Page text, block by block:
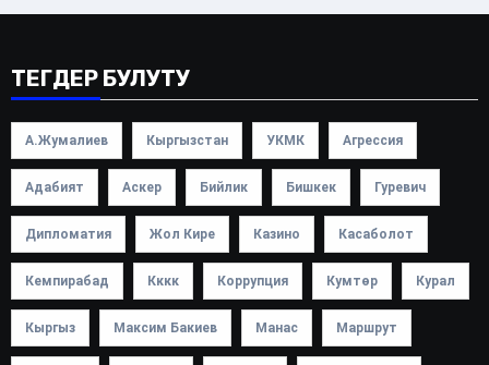
ТЕГДЕР БУЛУТУ
А.Жумалиев Кыргызстан УКМК Агрессия
Адабият Аскер Бийлик Бишкек Гуревич
Дипломатия Жол Кире Казино Касаболот
Кемпирабад Кккк Коррупция Кумтөр Курал
Кыргыз Максим Бакиев Манас Маршрут